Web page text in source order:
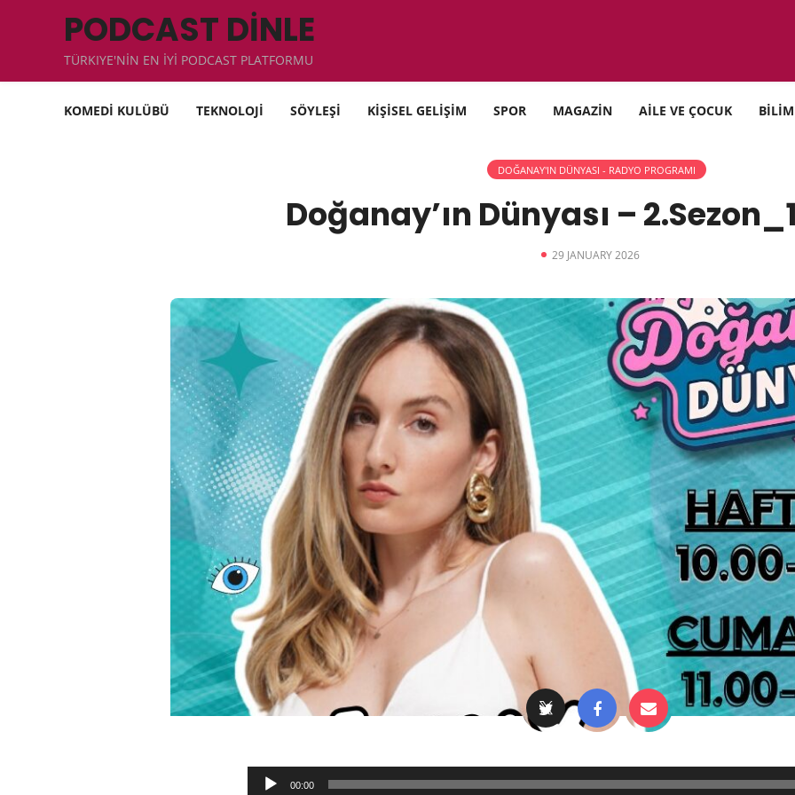
PODCAST DİNLE
TÜRKIYE'NİN EN İYİ PODCAST PLATFORMU
KOMEDİ KULÜBÜ TEKNOLOJİ SÖYLEŞİ KİŞİSEL GELİŞİM SPOR MAGAZİN AİLE VE ÇOCUK BİLİM
DOĞANAY'IN DÜNYASI - RADYO PROGRAMI
Doğanay’ın Dünyası –
29 JANUARY 2026
Audio
00:00